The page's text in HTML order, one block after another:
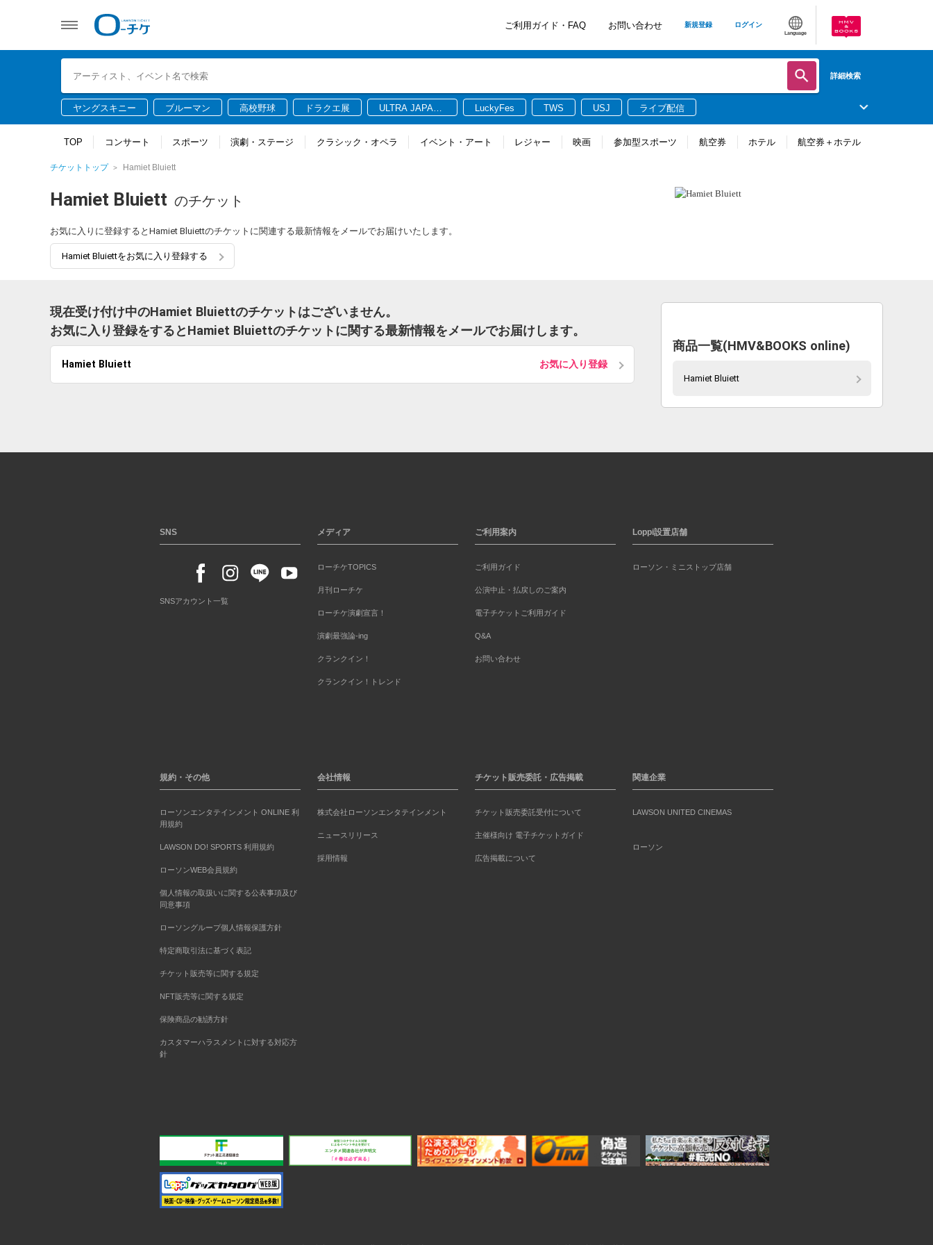
ご利用ガイド・FAQ お問い合わせ 新規登録 ログイン
Language
詳細検索
ヤングスキニー ブルーマン 高校野球 ドラクエ展
ULTRA JAPAN
LuckyFes TWS USJ ライブ配信
TOP コンサート スポーツ 演劇・ステージ クラシック・オペラ イベント・アート レジャー 映画 参加型スポーツ 航空券 ホテル 航空券＋ホテル
チケットトップ Hamiet Bluiett
Hamiet Bluiett のチケット
お気に入りに登録するとHamiet Bluiettのチケットに関連する最新情報をメールでお届けいたします。
Hamiet Bluiettをお気に入り登録する
現在受け付け中のHamiet Bluiettのチケットはございません。
お気に入り登録をするとHamiet Bluiettのチケットに関する最新情報をメールでお届けします。
Hamiet Bluiett お気に入り登録
商品一覧(HMV&BOOKS online)
Hamiet Bluiett
SNS
SNSアカウント一覧
メディア
ローチケTOPICS
月刊ローチケ
ローチケ演劇宣言！
演劇最強論-ing
クランクイン！
クランクイン！トレンド
ご利用案内
ご利用ガイド
公演中止・払戻しのご案内
電子チケットご利用ガイド
Q&A
お問い合わせ
Loppi設置店舗
ローソン・ミニストップ店舗
規約・その他
ローソンエンタテインメント ONLINE 利
用規約
LAWSON DO! SPORTS 利用規約
ローソンWEB会員規約
個人情報の取扱いに関する公表事項及び
同意事項
ローソングループ個人情報保護方針
特定商取引法に基づく表記
チケット販売等に関する規定
NFT販売等に関する規定
保険商品の勧誘方針
カスタマーハラスメントに対する対応方
針
会社情報
株式会社ローソンエンタテインメント
ニュースリリース
採用情報
チケット販売委託・広告掲載
チケット販売委託受付について
主催様向け 電子チケットガイド
広告掲載について
関連企業
LAWSON UNITED CINEMAS
ローソン